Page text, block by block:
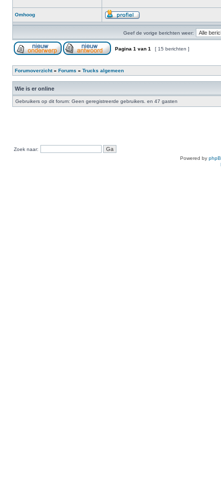
Omhoog
Geef de vorige berichten weer:
Pagina 1 van 1 [ 15 berichten ]
Forumoverzicht» Forums » Trucks algemeen
Wie is er online
Gebruikers op dit forum: Geen geregistreerde gebruikers. en 47 gasten
Zoek naar:
Powered by